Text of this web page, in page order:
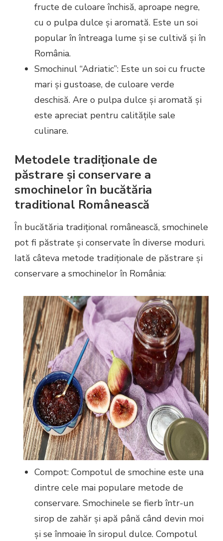
fructe de culoare închisă, aproape negre,
cu o pulpa dulce și aromată. Este un soi
popular în întreaga lume și se cultivă și în
România.
Smochinul “Adriatic”: Este un soi cu fructe
mari și gustoase, de culoare verde
deschisă. Are o pulpa dulce și aromată și
este apreciat pentru calitățile sale
culinare.
Metodele tradiționale de
păstrare și conservare a
smochinelor în bucătăria
traditional Românească
În bucătăria tradițional românească, smochinele
pot fi păstrate și conservate în diverse moduri.
Iată câteva metode tradiționale de păstrare și
conservare a smochinelor în România:
Compot: Compotul de smochine este una
dintre cele mai populare metode de
conservare. Smochinele se fierb într-un
sirop de zahăr și apă până când devin moi
și se înmoaie în siropul dulce. Compotul